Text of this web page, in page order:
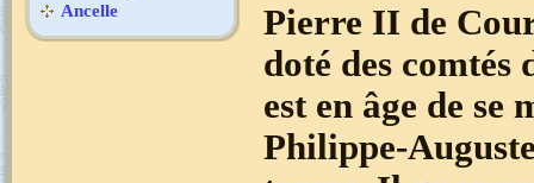
Ancelle
Pierre II de
doté des
est en âge de
Philippe-